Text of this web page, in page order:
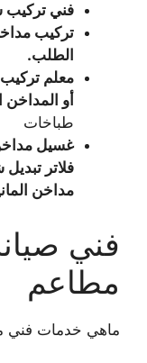
فني
تركيب
الطلب.
معلم
أو المداخن
طباخات
غسيل
فلاتر
مداخن المانية
فني
مطاعم
ماهي خدمات فني